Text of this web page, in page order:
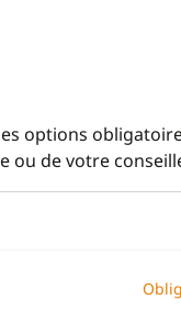
options
ou de votre